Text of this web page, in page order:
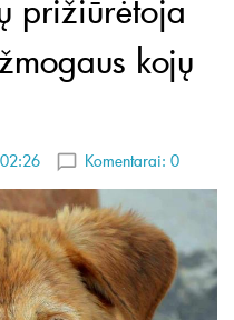
prižiūrėtoja
kojų
Komentarai: 0